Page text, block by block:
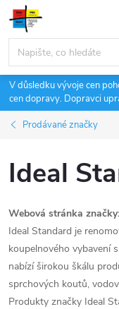
Přejít
obsah
V důsledku vývoje cen
cen dopravy. Dopravci
Prodávané značky
Ideal
Webová stránka značky:
Ideal Standard je
koupelnového vybavení
nabízí širokou škálu
sprchových koutů,
Produkty značky Ideal